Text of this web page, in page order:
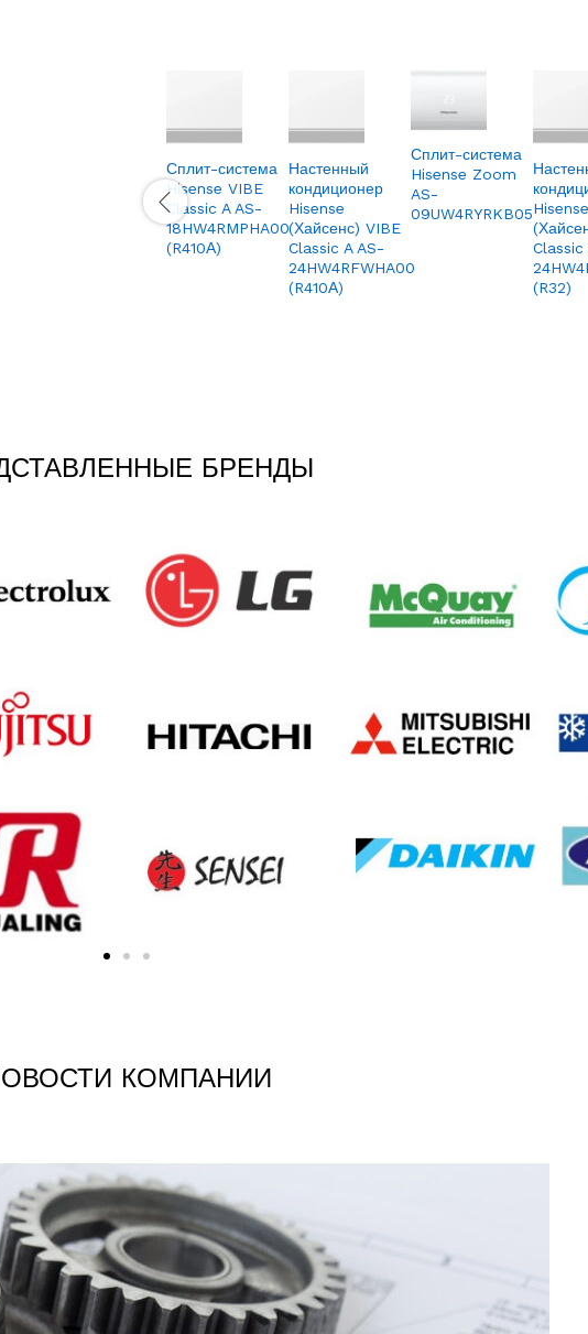
Сплит-система
Hisense VIBE
Classic A AS-
18HW4RMPHA00
(R410А)
Настенный
кондиционер
Hisense
(Хайсенс) VIBE
Classic A AS-
24HW4RFWHA00
(R410А)
Сплит-система
Hisense Zoom
AS-
09UW4RYRKB05Hisense
Classic
(R32)
БРЕНДЫ
КОМПАНИИ